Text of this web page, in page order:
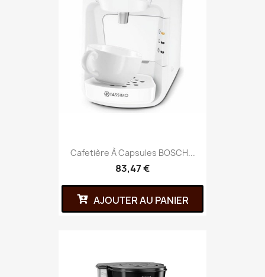
Cafetière À Capsules BOSCH...
83,47 €
AJOUTER AU PANIER